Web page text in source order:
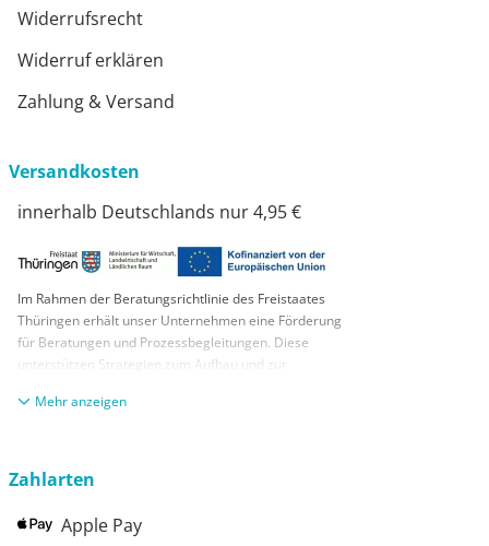
Widerrufsrecht
Widerruf erklären
Zahlung & Versand
Versandkosten
innerhalb Deutschlands nur 4,95 €
Im Rahmen der Beratungsrichtlinie des Freistaates
Thüringen erhält unser Unternehmen eine Förderung
für Beratungen und Prozessbegleitungen. Diese
unterstützen Strategien zum Aufbau und zur
KMUs. Die daraus resultierenden Ergebnisse und
aus Mitteln des Europäischen Sozialfonds Plus und
anzeigen
Zahlarten
Apple Pay